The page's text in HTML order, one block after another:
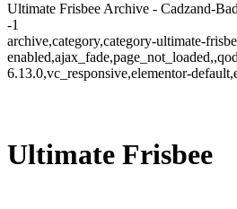
Ultimate Frisbee Archive - Cadzand-Bad
-1
archive,category,category-ultimate-
6.13.0,vc_responsive,elementor-
Ultimate Frisbee